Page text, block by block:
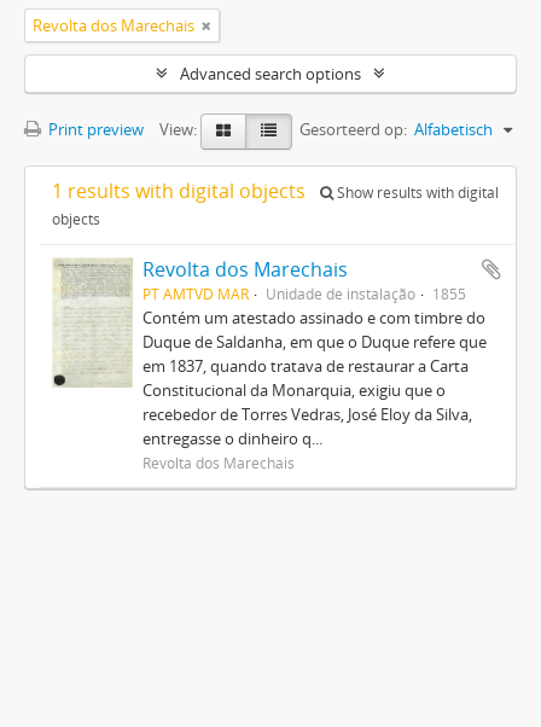
Revolta dos Marechais
Advanced search options
Print preview View: Gesorteerd op: Alfabetisch
1 results with digital objects
Show results with digital
objects
Revolta dos Marechais
PT AMTVD MAR Unidade de instalação 1855
Contém um atestado assinado e com timbre do
Duque de Saldanha, em que o Duque refere que
em 1837, quando tratava de restaurar a Carta
Constitucional da Monarquia, exigiu que o
recebedor de Torres Vedras, José Eloy da Silva,
entregasse o dinheiro q...
Revolta dos Marechais